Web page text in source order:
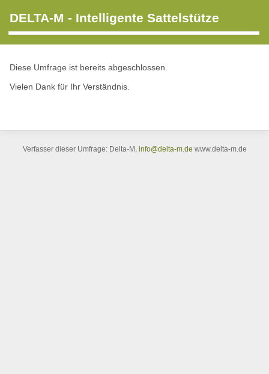
DELTA-M - Intelligente Sattelstütze
Diese Umfrage ist bereits abgeschlossen.
Vielen Dank für Ihr Verständnis.
Verfasser dieser Umfrage: Delta-M, info@delta-m.de www.delta-m.de